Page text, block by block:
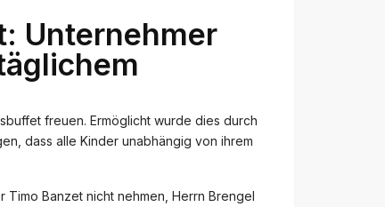
Unternehmer
freuen. Ermöglicht wurde dies durch
dass alle Kinder unabhängig von ihrem
Timo Banzet nicht nehmen, Herrn Brengel